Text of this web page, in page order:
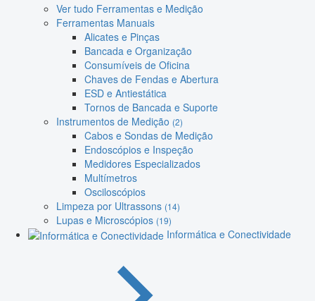
Ver tudo Ferramentas e Medição
Ferramentas Manuais
Alicates e Pinças
Bancada e Organização
Consumíveis de Oficina
Chaves de Fendas e Abertura
ESD e Antiestática
Tornos de Bancada e Suporte
Instrumentos de Medição (2)
Cabos e Sondas de Medição
Endoscópios e Inspeção
Medidores Especializados
Multímetros
Osciloscópios
Limpeza por Ultrassons (14)
Lupas e Microscópios (19)
Informática e Conectividade